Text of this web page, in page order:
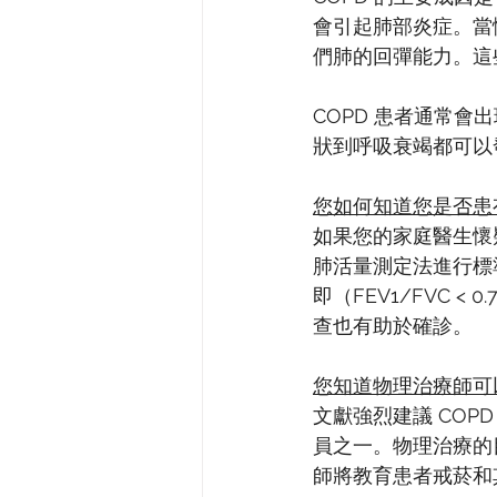
會引起肺部炎症。
們肺的回彈能力。
COPD 患者通常會
狀到呼吸衰竭都可
您如何知道您是否
如果您的家庭醫生
肺活量測定法進行
即（FEV1/FVC <
查也有助於確診。
您知道物理治療師
文獻強烈建議
員之一。物理治療
師將教育患者戒菸